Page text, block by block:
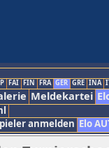
FAI FIN FRA GER GRE INA
Meldekartei
anmelden Elo